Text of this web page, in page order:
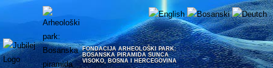
FONDACIJA ARHEOLOŠKI PARK:
BOSANSKA PIRAMIDA SUNCA
VISOKO, BOSNA I HERCEGOVINA